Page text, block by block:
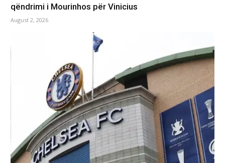
qëndrimi i Mourinhos për Vinicius
August 2, 2026